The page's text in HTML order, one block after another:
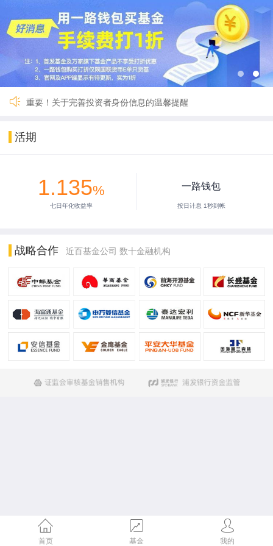
关于一路财富（深圳）基金销售有限公司完成公司名称及法定代
国寿安保鑫钱包货币A暂停交易
国联货币E 9月27日暂停服务
【重要】一路财富暂停服务3小时
2024年劳动节假期安排公告
2024年春节假期安排公告
【重要】关于暂停新用户注册的公告
重要！关于完善投资者身份信息的温馨提醒
国寿安保鑫钱包货币A暂停交易
国联货币E 9月27日暂停服务
2024年春节假期安排公告
【重要】关于暂停新用户注册的公告
重要！关于完善投资者身份信息的温馨提醒
活期
1.135%
七日年化收益率
一路钱包
按日计息 1秒到帐
战略合作 近百基金公司 数十金融机构
首页 基金 我的